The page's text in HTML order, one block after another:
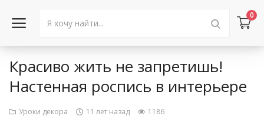
0
Войти в аккаунт
Красиво жить не запретишь!
Настенная роспись в интерьере
Уроки декора 11 лет назад 1186